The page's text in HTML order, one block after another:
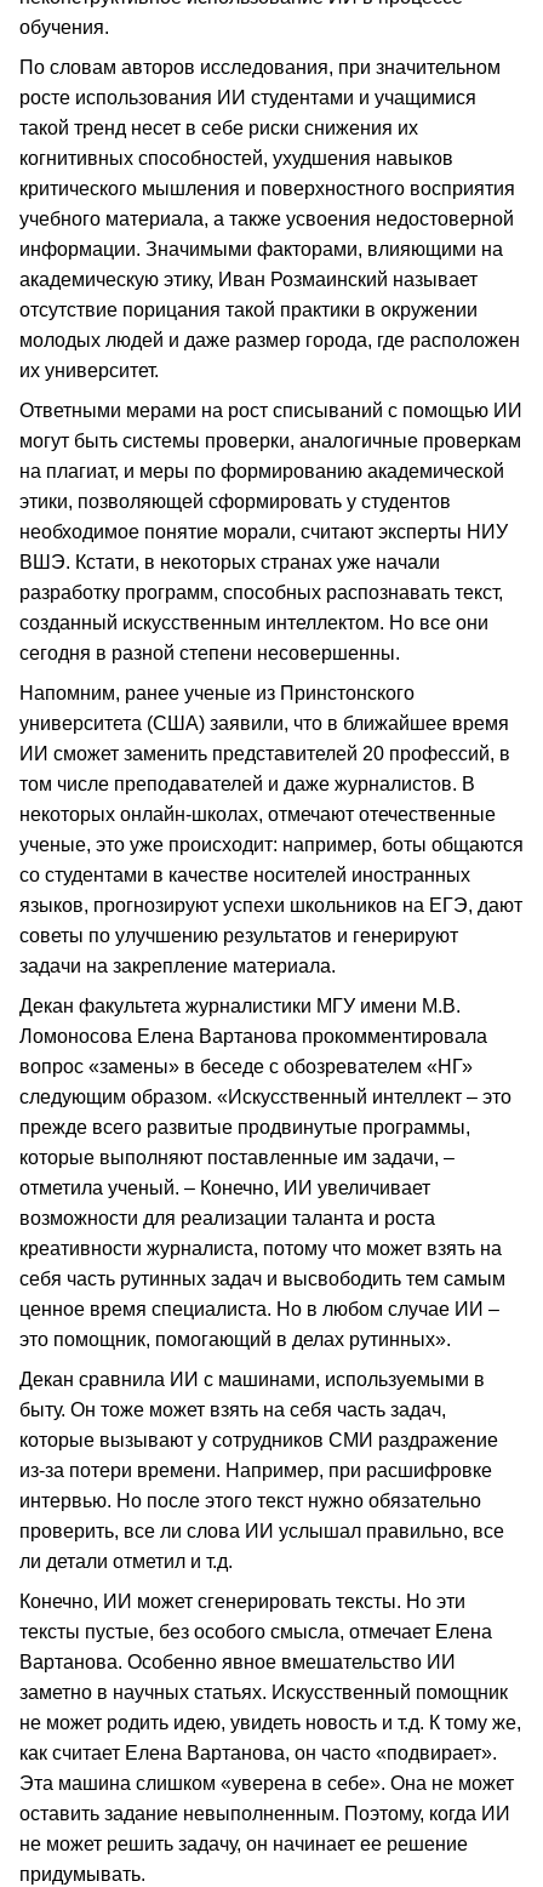
обучения.
По словам авторов исследования, при значительном
росте использования ИИ студентами и учащимися
такой тренд несет в себе риски снижения их
когнитивных способностей, ухудшения навыков
критического мышления и поверхностного восприятия
учебного материала, а также усвоения недостоверной
информации. Значимыми факторами, влияющими на
академическую этику, Иван Розмаинский называет
отсутствие порицания такой практики в окружении
молодых людей и даже размер города, где расположен
их университет.
Ответными мерами на рост списываний с помощью ИИ
могут быть системы проверки, аналогичные проверкам
на плагиат, и меры по формированию академической
этики, позволяющей сформировать у студентов
необходимое понятие морали, считают эксперты НИУ
ВШЭ. Кстати, в некоторых странах уже начали
разработку программ, способных распознавать текст,
созданный искусственным интеллектом. Но все они
сегодня в разной степени несовершенны.
Напомним, ранее ученые из Принстонского
университета (США) заявили, что в ближайшее время
ИИ сможет заменить представителей 20 профессий, в
том числе преподавателей и даже журналистов. ‍В
некоторых онлайн-школах, отмечают отечественные
ученые, это уже происходит: например, боты общаются
со студентами в качестве носителей иностранных
языков, прогнозируют успехи школьников на ЕГЭ, дают
советы по улучшению результатов и генерируют
задачи на закрепление материала.
Декан факультета журналистики МГУ имени М.В.
Ломоносова Елена Вартанова прокомментировала
вопрос «замены» в беседе с обозревателем «НГ»
следующим образом. «Искусственный интеллект – это
прежде всего развитые продвинутые программы,
которые выполняют поставленные им задачи, –
отметила ученый. – Конечно, ИИ увеличивает
возможности для реализации таланта и роста
креативности журналиста, потому что может взять на
себя часть рутинных задач и высвободить тем самым
ценное время специалиста. Но в любом случае ИИ –
это помощник, помогающий в делах рутинных».
Декан сравнила ИИ с машинами, используемыми в
быту. Он тоже может взять на себя часть задач,
которые вызывают у сотрудников СМИ раздражение
из-за потери времени. Например, при расшифровке
интервью. Но после этого текст нужно обязательно
проверить, все ли слова ИИ услышал правильно, все
ли детали отметил и т.д.
Конечно, ИИ может сгенерировать тексты. Но эти
тексты пустые, без особого смысла, отмечает Елена
Вартанова. Особенно явное вмешательство ИИ
заметно в научных статьях. Искусственный помощник
не может родить идею, увидеть новость и т.д. К тому же,
как считает Елена Вартанова, он часто «подвирает».
Эта машина слишком «уверена в себе». Она не может
оставить задание невыполненным. Поэтому, когда ИИ
не может решить задачу, он начинает ее решение
придумывать.